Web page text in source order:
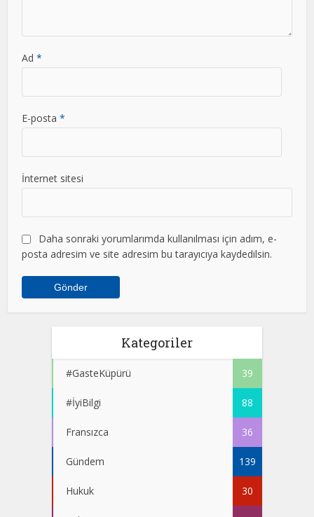
Ad*
E-posta*
İnternet sitesi
Daha sonraki yorumlarımda kullanılması için adım, e-
posta adresim ve site adresim bu tarayıcıya kaydedilsin.
Kategoriler
#GasteKüpürü 39
#İyiBilgi 88
Fransızca 36
Gündem 139
Hukuk 30